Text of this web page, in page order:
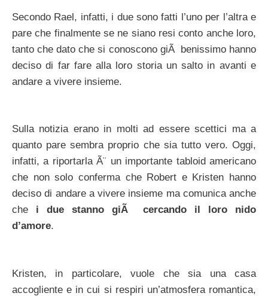
Secondo Rael, infatti, i due sono fatti l’uno per l’altra e
pare che finalmente se ne siano resi conto anche loro,
tanto che dato che si conoscono giÃ benissimo hanno
deciso di far fare alla loro storia un salto in avanti e
andare a vivere insieme.
Sulla notizia erano in molti ad essere scettici ma a
quanto pare sembra proprio che sia tutto vero. Oggi,
infatti, a riportarla Ã¨ un importante tabloid americano
che non solo conferma che Robert e Kristen hanno
deciso di andare a vivere insieme ma comunica anche
che i due stanno giÃ cercando il loro nido
d’amore.
Kristen, in particolare, vuole che sia una casa
accogliente e in cui si respiri un’atmosfera romantica,